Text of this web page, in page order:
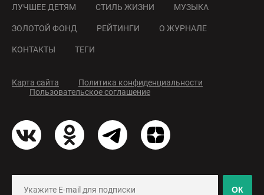
ЛУЧШЕЕ ДЕТЯМ СТИЛЬ ЖИЗНИ МУЗЫКА
ЗОЛОТОЙ ФОНД РЕЙТИНГИ О ЖУРНАЛЕ
КОНТАКТЫ ТЕГИ
Карта сайта
Политика конфиденциальности
Пользовательское соглашение
ОК